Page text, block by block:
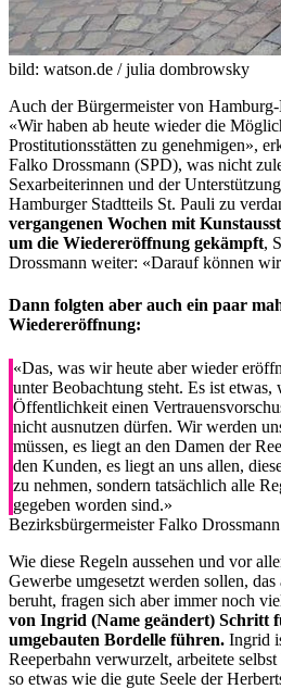
bild: watson.de / julia dombrowsky
Auch der Bürgermeister von
«Wir haben ab heute wieder die
Prostitutionsstätten zu genehmigen»,
Falko Drossmann (SPD), was nicht
Sexarbeiterinnen und der
Hamburger Stadtteils St. Pauli zu
vergangenen Wochen mit
um die Wiedereröffnung gekämpft,
Drossmann weiter: «Darauf können
Dann folgten aber auch ein paar
Wiedereröffnung:
«Das, was wir heute aber wieder
unter Beobachtung steht. Es ist etwas,
Öffentlichkeit einen
nicht ausnutzen dürfen. Wir werden
müssen, es liegt an den Damen der
den Kunden, es liegt an uns allen,
zu nehmen, sondern tatsächlich alle
gegeben worden sind.»
Bezirksbürgermeister Falko
Wie diese Regeln aussehen und vor
Gewerbe umgesetzt werden sollen,
beruht, fragen sich aber immer noch
von Ingrid (Name geändert) Schritt
umgebauten Bordelle führen. Ingrid
Reeperbahn verwurzelt, arbeitete
so etwas wie die gute Seele der